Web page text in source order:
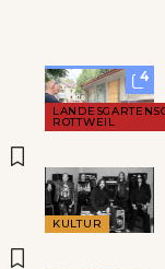
4
ROTTWEIL
KULTUR